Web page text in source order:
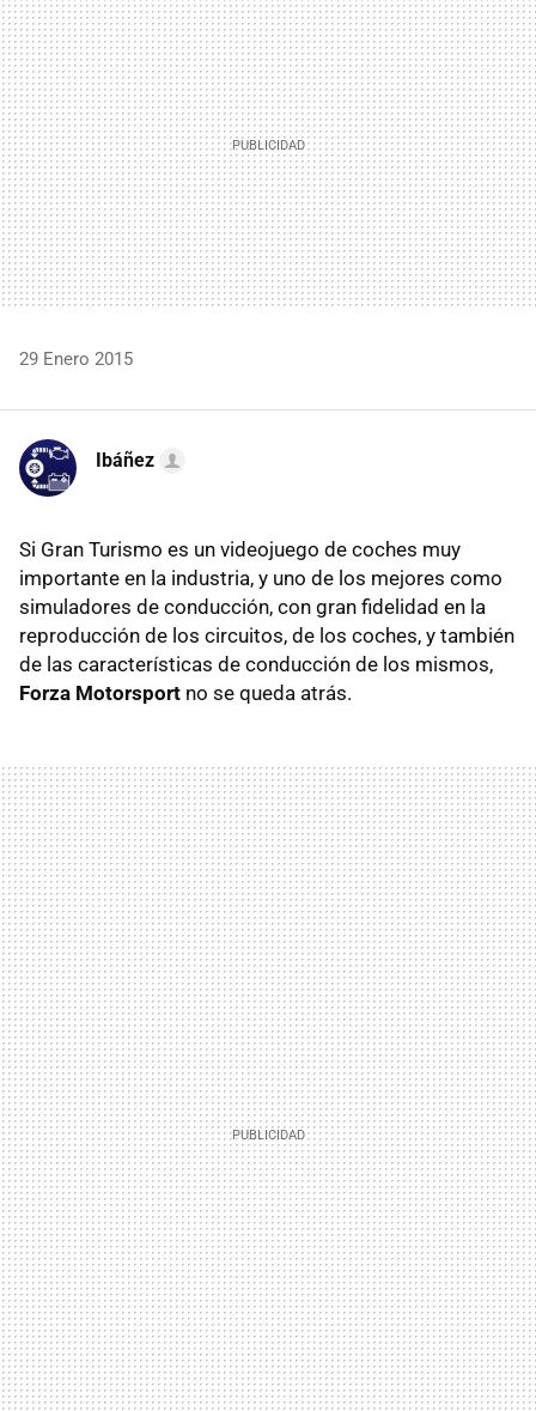
MAIL
29 Enero 2015
Ibáñez
Si Gran Turismo es un videojuego de coches muy
importante en la industria, y uno de los mejores como
simuladores de conducción, con gran fidelidad en la
reproducción de los circuitos, de los coches, y también
de las características de conducción de los mismos,
Forza Motorsport no se queda atrás.